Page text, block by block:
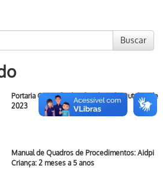
Buscar
Portaria GM/MS Nº 1.526, de 11 de Outubro de
2023
Manual de Quadros de Procedimentos: Aidpi
Criança: 2 meses a 5 anos